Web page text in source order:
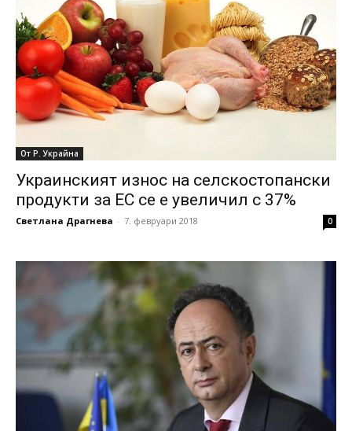
От Р. Украйна
Украинският износ на селскостопански
продукти за ЕС се е увеличил с 37%
Светлана Драгнева - 7. февруари 2018 0